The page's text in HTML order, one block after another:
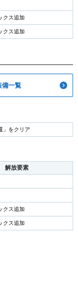
クス追加
クス追加
備一覧
」をクリア
解放要素
クス追加
クス追加